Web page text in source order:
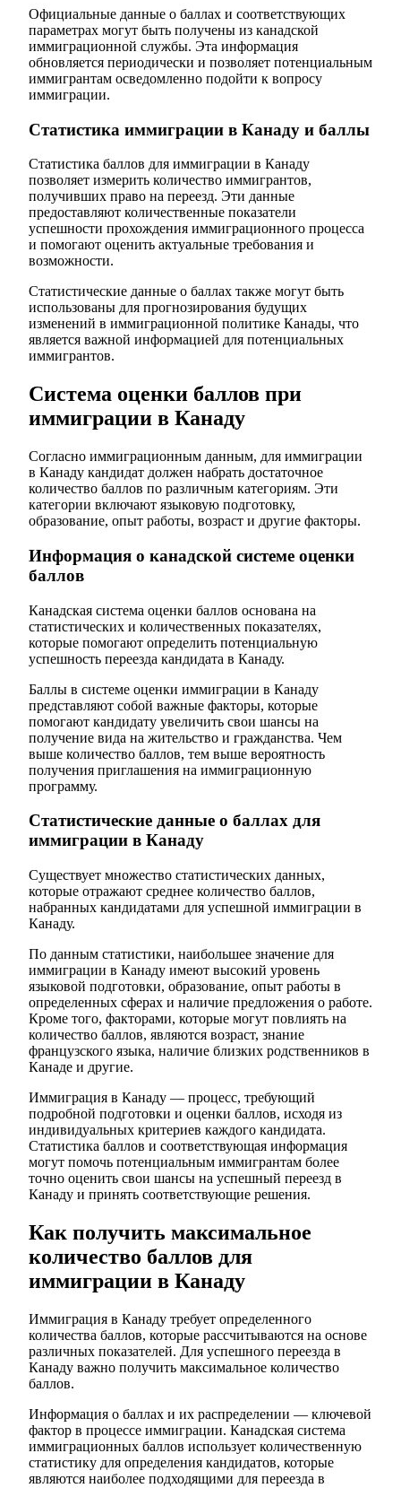
Официальные данные о баллах и соответствующих
параметрах могут быть получены из канадской
иммиграционной службы. Эта информация
обновляется периодически и позволяет потенциальным
иммигрантам осведомленно подойти к вопросу
иммиграции.
Статистика иммиграции в Канаду и баллы
Статистика баллов для иммиграции в Канаду
позволяет измерить количество иммигрантов,
получивших право на переезд. Эти данные
предоставляют количественные показатели
успешности прохождения иммиграционного процесса
и помогают оценить актуальные требования и
возможности.
Статистические данные о баллах также могут быть
использованы для прогнозирования будущих
изменений в иммиграционной политике Канады, что
является важной информацией для потенциальных
иммигрантов.
Система оценки баллов при
иммиграции в Канаду
Согласно иммиграционным данным, для иммиграции
в Канаду кандидат должен набрать достаточное
количество баллов по различным категориям. Эти
категории включают языковую подготовку,
образование, опыт работы, возраст и другие факторы.
Информация о канадской системе оценки
баллов
Канадская система оценки баллов основана на
статистических и количественных показателях,
которые помогают определить потенциальную
успешность переезда кандидата в Канаду.
Баллы в системе оценки иммиграции в Канаду
представляют собой важные факторы, которые
помогают кандидату увеличить свои шансы на
получение вида на жительство и гражданства. Чем
выше количество баллов, тем выше вероятность
получения приглашения на иммиграционную
программу.
Статистические данные о баллах для
иммиграции в Канаду
Существует множество статистических данных,
которые отражают среднее количество баллов,
набранных кандидатами для успешной иммиграции в
Канаду.
По данным статистики, наибольшее значение для
иммиграции в Канаду имеют высокий уровень
языковой подготовки, образование, опыт работы в
определенных сферах и наличие предложения о работе.
Кроме того, факторами, которые могут повлиять на
количество баллов, являются возраст, знание
французского языка, наличие близких родственников в
Канаде и другие.
Иммиграция в Канаду — процесс, требующий
подробной подготовки и оценки баллов, исходя из
индивидуальных критериев каждого кандидата.
Статистика баллов и соответствующая информация
могут помочь потенциальным иммигрантам более
точно оценить свои шансы на успешный переезд в
Канаду и принять соответствующие решения.
Как получить максимальное
количество баллов для
иммиграции в Канаду
Иммиграция в Канаду требует определенного
количества баллов, которые рассчитываются на основе
различных показателей. Для успешного переезда в
Канаду важно получить максимальное количество
баллов.
Информация о баллах и их распределении — ключевой
фактор в процессе иммиграции. Канадская система
иммиграционных баллов использует количественную
статистику для определения кандидатов, которые
являются наиболее подходящими для переезда в